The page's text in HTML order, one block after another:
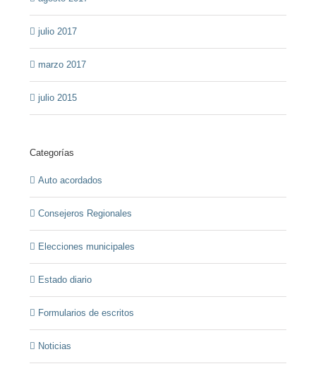
julio 2017
marzo 2017
julio 2015
Categorías
Auto acordados
Consejeros Regionales
Elecciones municipales
Estado diario
Formularios de escritos
Noticias